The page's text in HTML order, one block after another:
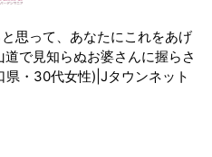
と思って、あなたにこれをあげ
道で見知らぬお婆さんに握らさ
県・30代女性)|Jタウンネット